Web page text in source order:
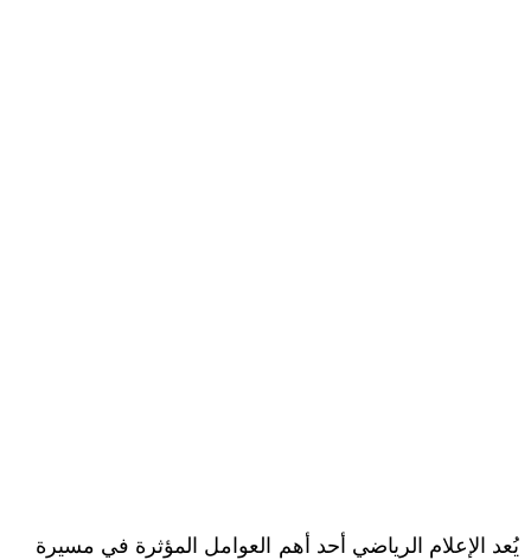
يُعد الإعلام الرياضي أحد أهم العوامل المؤثرة في مسيرة